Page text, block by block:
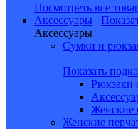
Посмотреть все
Аксессуары
Аксессуары
Сумки и
Показать
Рюкзаки
Женские
Женские